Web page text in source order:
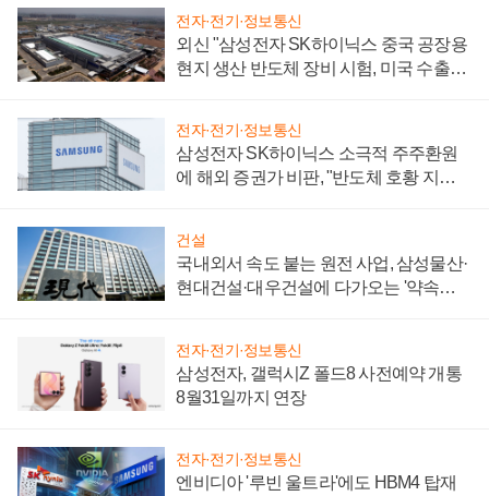
전자·전기·정보통신
외신 "삼성전자 SK하이닉스 중국 공장용
현지 생산 반도체 장비 시험, 미국 수출통
전자·전기·정보통신
삼성전자 SK하이닉스 소극적 주주환원
에 해외 증권가 비판, "반도체 호황 지속
건설
국내외서 속도 붙는 원전 사업, 삼성물산·
현대건설·대우건설에 다가오는 '약속의
전자·전기·정보통신
삼성전자, 갤럭시Z 폴드8 사전예약 개통
8월31일까지 연장
전자·전기·정보통신
엔비디아 '루빈 울트라'에도 HBM4 탑재